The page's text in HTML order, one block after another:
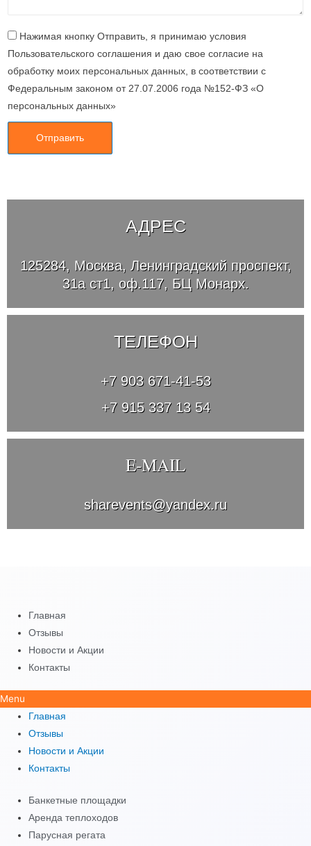
Нажимая кнопку Отправить, я принимаю условия
Пользовательского соглашения и даю свое согласие на
обработку моих персональных данных, в соответствии с
Федеральным законом от 27.07.2006 года №152-ФЗ «О
персональных данных»
Отправить
АДРЕС
125284, Москва, Ленинградский проспект,
31а ст1, оф.117, БЦ Монарх.
ТЕЛЕФОН
+7 903 671-41-53
+7 915 337 13 54
E-MAIL
sharevents@yandex.ru
Главная
Отзывы
Новости и Акции
Контакты
Menu
Главная
Отзывы
Новости и Акции
Контакты
Банкетные площадки
Аренда теплоходов
Парусная регата